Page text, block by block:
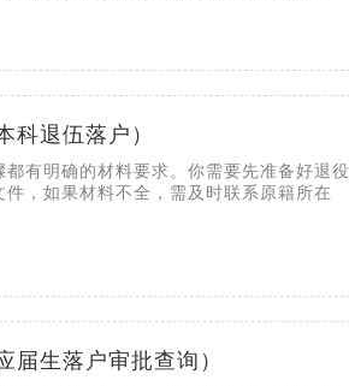
科退伍落户）
有明确的材料要求。你需要先准备好退役
，如果材料不全，需及时联系原籍所在
届生落户审批查询）